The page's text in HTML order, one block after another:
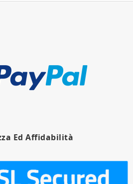
Litio 3 Volt
Ed Affidabilità